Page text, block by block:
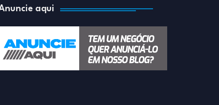
aqui